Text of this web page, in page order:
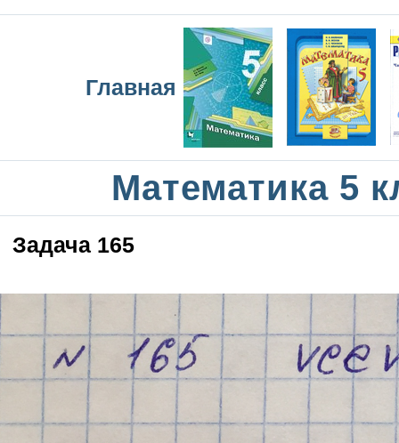
Главная
Математика 5
Задача 165